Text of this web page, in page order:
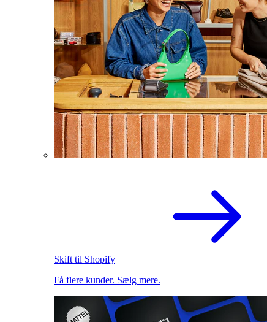
Skift til Shopify
Få flere kunder. Sælg mere.